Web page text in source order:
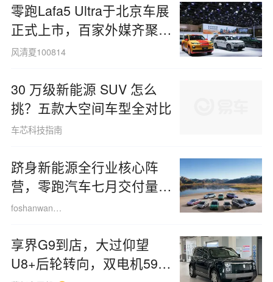
零跑Lafa5 Ultra于北京车展
正式上市，百家外媒齐聚现
场，聚焦零跑全球化进程
风清夏100814
30 万级新能源 SUV 怎么
挑？五款大空间车型全对比
车芯科技指南
跻身新能源全行业核心阵
营，零跑汽车七月交付量突
破十万辆大关
foshanwan180825
享界G9到店，大过仰望
U8+后轮转向，双电机594